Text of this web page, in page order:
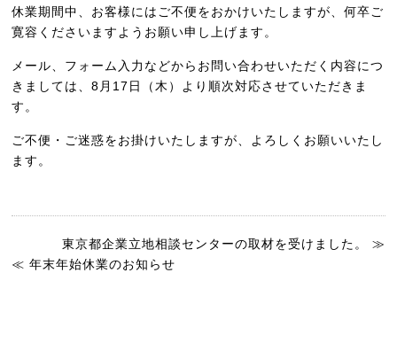
休業期間中、お客様にはご不便をおかけいたしますが、何卒ご
寛容くださいますようお願い申し上げます。
メール、フォーム入力などからお問い合わせいただく内容につ
きましては、8月17日（木）より順次対応させていただきま
す。
ご不便・ご迷惑をお掛けいたしますが、よろしくお願いいたし
ます。
東京都企業立地相談センターの取材を受けました。 ≫
≪ 年末年始休業のお知らせ